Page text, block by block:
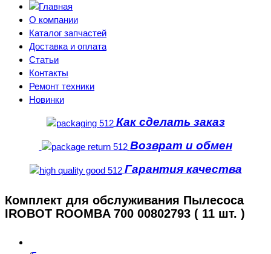
О компании
Каталог запчастей
Доставка и оплата
Статьи
Контакты
Ремонт техники
Новинки
Как сделать заказ
Возврат и обмен
Гарантия качества
Комплект для обслуживания Пылесоса
IROBOT ROOMBA 700 00802793 ( 11 шт. )